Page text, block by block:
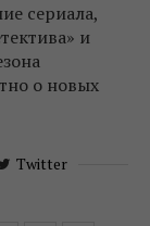
сериала,
и
о новых
Twitter